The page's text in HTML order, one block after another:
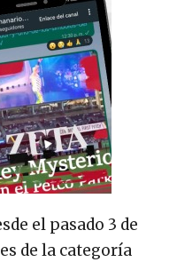
el pasado 3 de
de la categoría